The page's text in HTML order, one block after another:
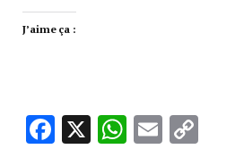
J’aime ça :
Facebook
X WhatsApp
Email